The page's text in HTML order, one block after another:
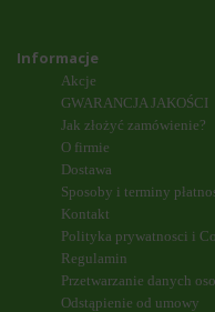
Informacje
Akcje
GWARANCJA JAKOŚCI
Jak złożyć zamówienie?
O firmie
Dostawa
Sposoby i terminy
Kontakt
Polityka prywatnosci i
Regulamin
Przetwarzanie danych
Odstąpienie od umowy